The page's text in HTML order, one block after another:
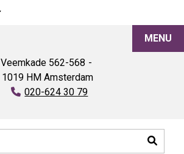
Veemkade 562-568
1019 HM Amsterdam
Tel:
020-624 30 79
MENU